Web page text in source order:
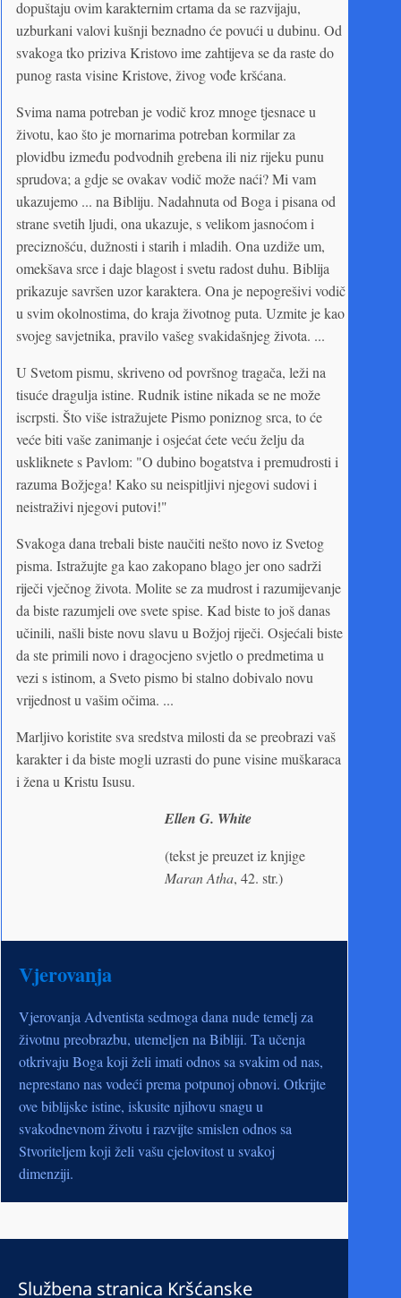
dopuštaju ovim karakternim crtama da se razvijaju,
uzburkani valovi kušnji beznadno će povući u dubinu. Od
svakoga tko priziva Kristovo ime zahtijeva se da raste do
punog rasta visine Kristove, živog vođe kršćana.
Svima nama potreban je vodič kroz mnoge tjesnace u
životu, kao što je mornarima potreban kormilar za
plovidbu između podvodnih grebena ili niz rijeku punu
sprudova; a gdje se ovakav vodič može naći? Mi vam
ukazujemo ... na Bibliju. Nadahnuta od Boga i pisana od
strane svetih ljudi, ona ukazuje, s velikom jasnoćom i
preciznošću, dužnosti i starih i mladih. Ona uzdiže um,
omekšava srce i daje blagost i svetu radost duhu. Biblija
prikazuje savršen uzor karaktera. Ona je nepogrešivi vodič
u svim okolnostima, do kraja životnog puta. Uzmite je kao
svojeg savjetnika, pravilo vašeg svakidašnjeg života. ...
U Svetom pismu, skriveno od površnog tragača, leži na
tisuće dragulja istine. Rudnik istine nikada se ne može
iscrpsti. Što više istražujete Pismo poniznog srca, to će
veće biti vaše zanimanje i osjećat ćete veću želju da
uskliknete s Pavlom: "O dubino bogatstva i premudrosti i
razuma Božjega! Kako su neispitljivi njegovi sudovi i
neistraživi njegovi putovi!"
Svakoga dana trebali biste naučiti nešto novo iz Svetog
pisma. Istražujte ga kao zakopano blago jer ono sadrži
riječi vječnog života. Molite se za mudrost i razumijevanje
da biste razumjeli ove svete spise. Kad biste to još danas
učinili, našli biste novu slavu u Božjoj riječi. Osjećali biste
da ste primili novo i dragocjeno svjetlo o predmetima u
vezi s istinom, a Sveto pismo bi stalno dobivalo novu
vrijednost u vašim očima. ...
Marljivo koristite sva sredstva milosti da se preobrazi vaš
karakter i da biste mogli uzrasti do pune visine muškaraca
i žena u Kristu Isusu.
Ellen G. White
(tekst je preuzet iz knjige
Maran Atha, 42. str.)
Vjerovanja
Vjerovanja Adventista sedmoga dana nude temelj za
životnu preobrazbu, utemeljen na Bibliji. Ta učenja
otkrivaju Boga koji želi imati odnos sa svakim od nas,
neprestano nas vodeći prema potpunoj obnovi. Otkrijte
ove biblijske istine, iskusite njihovu snagu u
svakodnevnom životu i razvijte smislen odnos sa
Stvoriteljem koji želi vašu cjelovitost u svakoj
dimenziji.
Službena stranica Kršćanske